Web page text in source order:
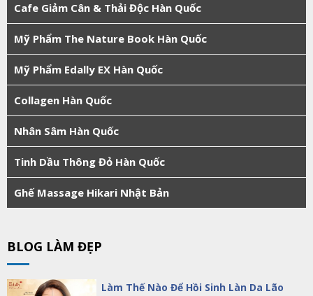
Cafe Giảm Cân & Thải Độc Hàn Quốc
Mỹ Phẩm The Nature Book Hàn Quốc
Mỹ Phẩm Edally EX Hàn Quốc
Collagen Hàn Quốc
Nhân Sâm Hàn Quốc
Tinh Dầu Thông Đỏ Hàn Quốc
Ghế Massage Hikari Nhật Bản
BLOG LÀM ĐẸP
Làm Thế Nào Để Hồi Sinh Làn Da Lão